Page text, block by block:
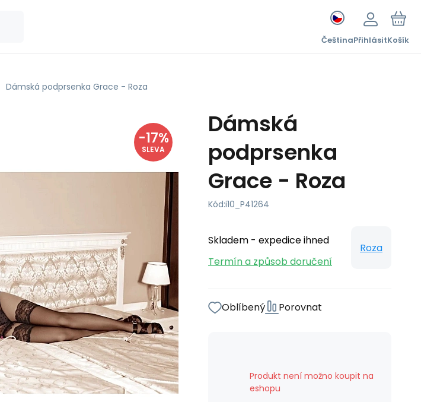
ČeštinaPřihlásitKošík
Dámská podprsenka Grace - Roza
-17%
SLEVA
Dámská
podprsenka
Grace - Roza
Kód:i10_P41264
Skladem - expedice ihned
Termín a způsob doručení
Roza
Oblíbený Porovnat
Produkt není možno koupit na
eshopu